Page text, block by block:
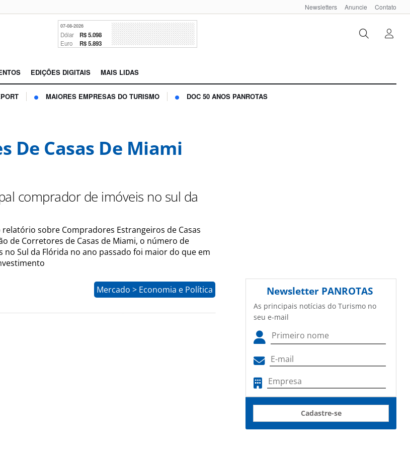
Newsletters Anuncie Contato
07-08-2026
Dólar R$ 5.098
Euro R$ 5.893
EDIÇÕES DIGITAIS MAIS LIDAS
MAIORES EMPRESAS DO TURISMO DOC 50 ANOS PANROTAS
De Casas De Miami
comprador de imóveis no sul da
sobre Compradores Estrangeiros de Casas
de Corretores de Casas de Miami, o número de
Sul da Flórida no ano passado foi maior do que em
Mercado > Economia e Política Newsletter PANROTAS
As principais notícias do Turismo no
seu e-mail
Cadastre-se